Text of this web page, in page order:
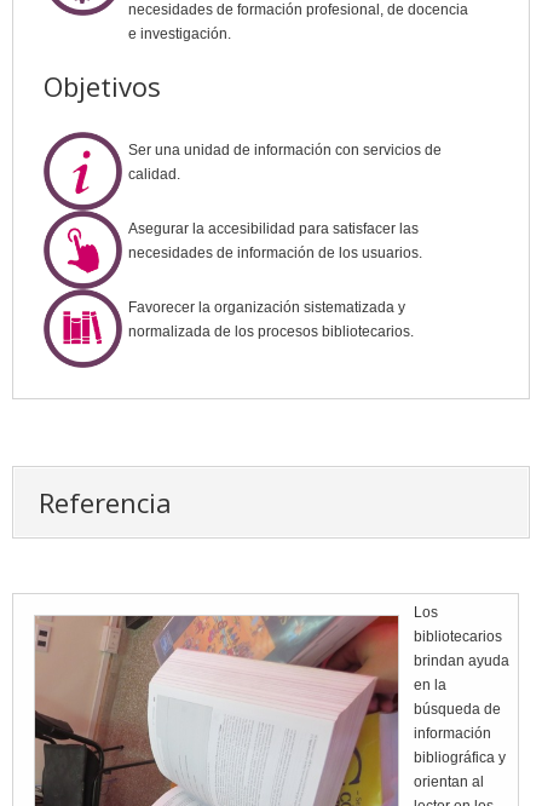
necesidades de formación profesional, de docencia
e investigación.
Objetivos
Ser una unidad de información con servicios de
calidad.
Asegurar la accesibilidad para satisfacer las
necesidades de información de los usuarios.
Favorecer la organización sistematizada y
normalizada de los procesos bibliotecarios.
Referencia
Los
bibliotecarios
brindan ayuda
en la
búsqueda de
información
bibliográfica y
orientan al